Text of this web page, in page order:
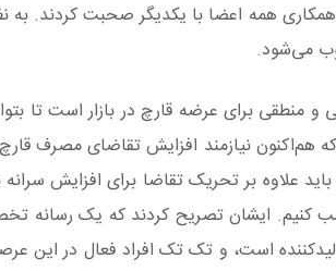
همه اعضا با یکدیگر صحبت کردند. به
می‌شود.
و منطقی برای عرضه قارچ در بازار است
نیازمند افزایش تقاضای مصرف
علاوه بر تحریک تقاضا برای افزایش
کنیم. ایشان تصریح کردند که یک رسانه
است، و تک تک افراد فعال در این